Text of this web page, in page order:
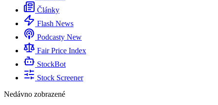
Články
Flash News
Podcasty New
Fair Price Index
StockBot
Stock Screener
Nedávno zobrazené